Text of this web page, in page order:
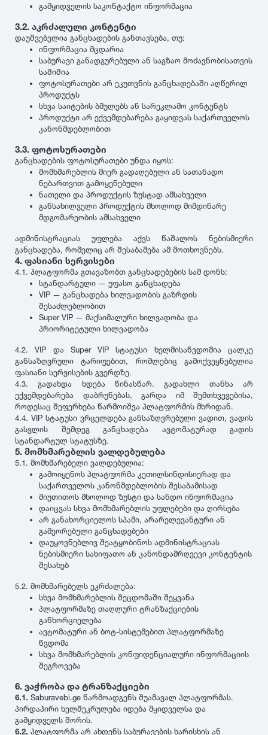
R18
R19
R20
R21
R22
R23
R24
Nitto
Cooper
General Tire
Nexen
Maxxis
GT Radial
Sailun
Triangle
Linglong
Nankang
Roadx
Joyroad
2012
2011
2010
2009
2008
2007
2006
2005
2004
2002
2001
2000
1999
1998
1997
1996
1995
1994
1993
1992
გამყიდველის საკონტაქტო ინფორმაცია
3.2. აკრძალული კონტენტი
დაუშვებელია განცხადების განთავსება, თუ:
ინფორმაცია მცდარია
საბურავი განადგურებული ან საგზაო მოძავნობისათვის
საშიშია
ფოტოსურათები არ ეკუთვნის განცხადებაში აღწერილ
პროდუქტს
სხვა საიტების ბმულებს ან სარეკლამო კონტენტს
პროდუქტი არ ექვემდებარება გაყიდვას საქართველოს
კანონმდებლობით
3.3. ფოტოსურათები
განცხადების ფოტოსურათები უნდა იყოს:
მომხმარებლის მიერ გადაღებული ან სათანადო
ნებართვით გამოყენებული
ნათელი და პროდუქტის ზუსტად ამსახველი
განსახილველი პროდუქტის მხოლოდ მიმდინარე
მდგომარეობის ამსახველი
ადმინისტრაციას უფლება აქვს წაშალოს ნებისმიერი
განცხადება, რომელიც არ შესაბამება ამ მოთხოვნებს.
4. ფასიანი სერვისები
4.1. პლატფორმა გთავაზობთ განცხადებების სამ დონს:
სტანდარტული — უფასო განცხადება
VIP — განცხადება ხილვადობის გაზრდის
შესაძლებლობით
Super VIP — მაქსიმალური ხილვადობა და
პრიორიტეტული ხილვადობა
4.2. VIP და Super VIP სტატუსი ხელმისაწვდომია ცალკე
განსაზღვრული ტარიფებით, რომლებიც გამოქვეყნებულია
ფასიანი სერვისების გვერდზე.
4.3. გადახდა ხდება წინასწარ. გადახლი თანხა არ
ექვემდებარება დაბრუნებას, გარდა იმ შემთხვევებისა,
როდესაც შეფერხება წარმოიშვა პლატფორმის მხრიდან.
4.4. VIP სტატუსი ვრცელდება განსაზღვრებული ვადით, ვადის
გასვლის შემდეგ განცხადება ავტომატურად გადის
სტანდარტულ სტატუსზე.
5. მომხმარებლის ვალდებულება
5.1. მომხმარებელი ვალდებულია:
გამოიყენოს პლატფორმა კეთილსინდისიერად და
საქართველოს კანონმდებლობის შესაბამისად
მიუთითოს მხოლოდ ზუსტი და სანდო ინფორმაცია
დაიცვას სხვა მომხმარებლის უფლებები და ღირსება
არ განახორციელოს სპამი, არარელევანტური ან
გამეორებული განცხადებები
დაუყოვნებლივ შეატყობინოს ადმინისტრაციას
ნებისმიერი სახიფათო ან კანონდამრღვევი კონტენტის
შესახებ
5.2. მომხმარებელს ეკრძალება:
სხვა მომხმარებლის შეცდომაში შეყვანა
პლატფორმაზე თაღლური ტრანზაქციების
განხორციელება
ავტომატური ან ბოტ-სისტემებით პლატფორმაზე
წვდომა
სხვა მომხმარებლის კონფიდენციალური ინფორმაციის
შეგროვება
6. ვაჭრობა და ტრანზაქციები
6.1. Saburavebi.ge წარმოადგენს შუამავალ პლატფორმას.
პირდაპირი ხელშეკრულება იდება მყიდველსა და
გამყიდველს შორის.
6.2. პლატფორმა არ ახდენს საბურავების ხარისხის ან